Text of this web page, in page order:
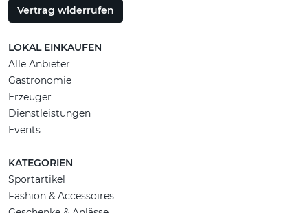
Vertrag widerrufen
LOKAL EINKAUFEN
Alle Anbieter
Gastronomie
Erzeuger
Dienstleistungen
Events
KATEGORIEN
Sportartikel
Fashion & Accessoires